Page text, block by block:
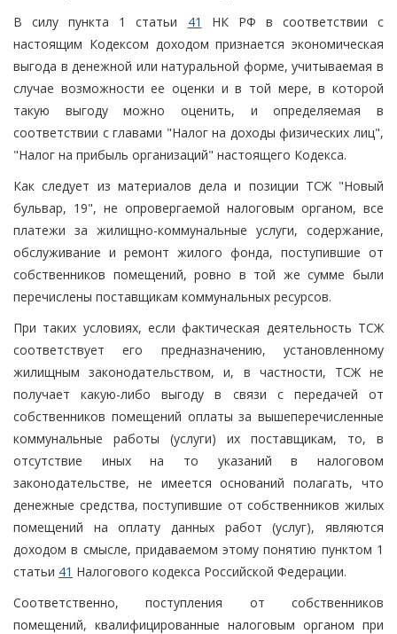
В силу пункта 1 статьи 41
НК РФ в соответствии с
настоящим Кодексом доходом признается экономическая
выгода в денежной или натуральной форме, учитываемая в
случае возможности ее оценки и в той мере, в которой
такую выгоду можно оценить, и определяемая в
соответствии с главами "Налог на доходы физических лиц",
"Налог на прибыль организаций" настоящего Кодекса.
Как следует из материалов дела и позиции ТСЖ "Новый
бульвар, 19", не опровергаемой налоговым органом, все
платежи за жилищно-коммунальные услуги, содержание,
обслуживание и ремонт жилого фонда, поступившие от
собственников помещений, ровно в той же сумме были
перечислены поставщикам коммунальных ресурсов.
При таких условиях, если фактическая деятельность ТСЖ
соответствует его предназначению, установленному
жилищным законодательством, и, в частности, ТСЖ не
получает какую-либо выгоду в связи с передачей от
собственников помещений оплаты за вышеперечисленные
коммунальные работы (услуги) их поставщикам, то, в
отсутствие иных на то указаний в налоговом
законодательстве, не имеется оснований полагать, что
денежные средства, поступившие от собственников жилых
помещений на оплату данных работ (услуг), являются
доходом в смысле, придаваемом этому понятию пунктом 1
статьи 41 Налогового кодекса Российской Федерации.
Соответственно, поступления от собственников
помещений, квалифицированные налоговым органом при